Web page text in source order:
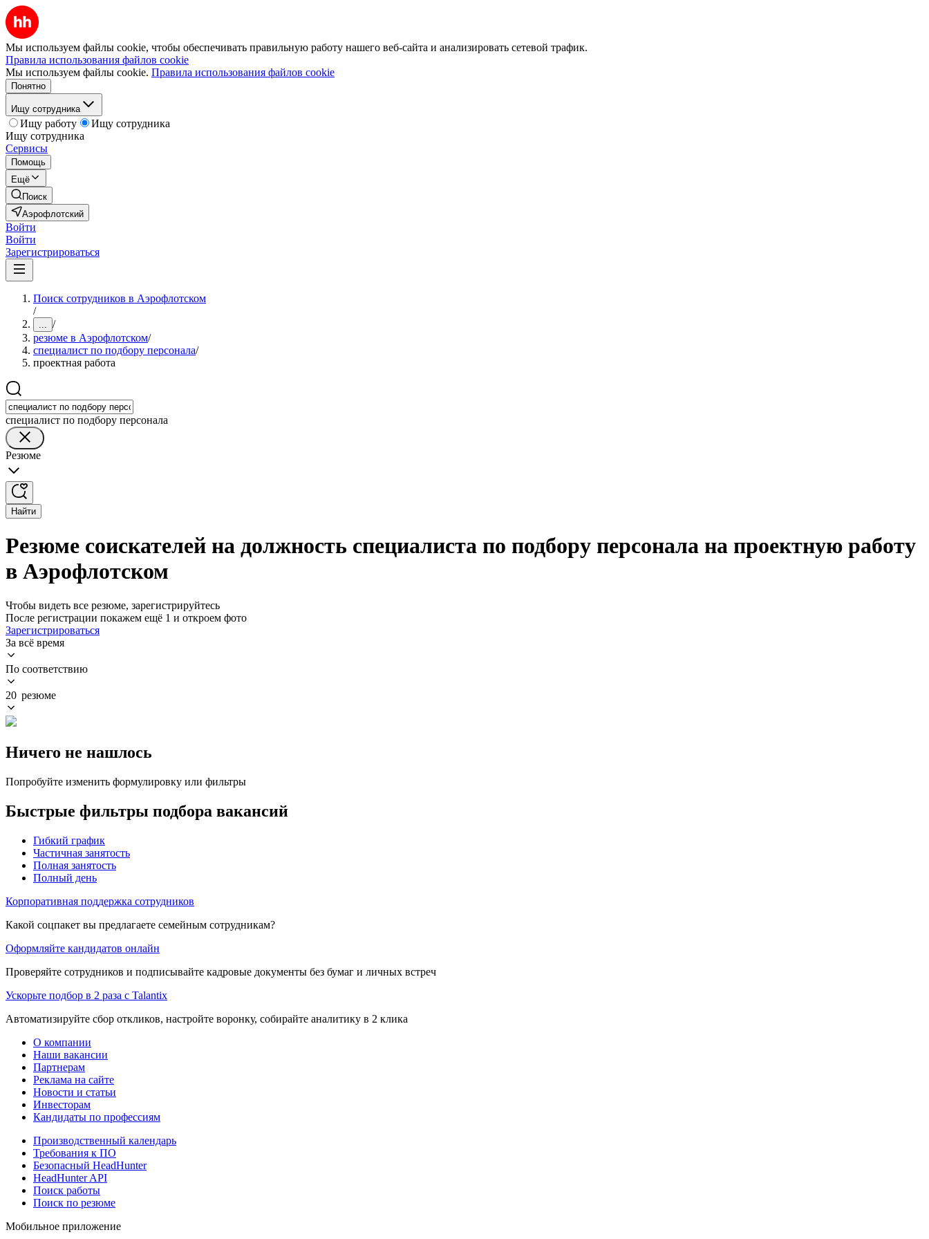
Мы используем файлы cookie, чтобы обеспечивать правильную работу нашего веб-сайта и анализировать сетевой трафик.
Правила использования файлов cookie
Мы используем файлы cookie. Правила использования файлов cookie
Понятно
Ищу сотрудника
Ищу работу
Ищу сотрудника
Ищу сотрудника
Сервисы
Помощь
Ещё
Поиск
Аэрофлотский
Войти
Войти
Зарегистрироваться
Поиск сотрудников в Аэрофлотском
/
... /
резюме в Аэрофлотском/
специалист по подбору персонала/
проектная работа
специалист по подбору персонала
Резюме
Найти
Резюме соискателей на должность специалиста по подбору персонала на проектную работу
в Аэрофлотском
Чтобы видеть все резюме, зарегистрируйтесь
После регистрации покажем ещё 1 и откроем фото
Зарегистрироваться
За всё время
По соответствию
20 резюме
Ничего не нашлось
Попробуйте изменить формулировку или фильтры
Быстрые фильтры подбора вакансий
Гибкий график
Частичная занятость
Полная занятость
Полный день
Корпоративная поддержка сотрудников
Какой соцпакет вы предлагаете семейным сотрудникам?
Оформляйте кандидатов онлайн
Проверяйте сотрудников и подписывайте кадровые документы без бумаг и личных встреч
Ускорьте подбор в 2 раза с Talantix
Автоматизируйте сбор откликов, настройте воронку, собирайте аналитику в 2 клика
О компании
Наши вакансии
Партнерам
Реклама на сайте
Новости и статьи
Инвесторам
Кандидаты по профессиям
Производственный календарь
Требования к ПО
Безопасный HeadHunter
HeadHunter API
Поиск работы
Поиск по резюме
Мобильное приложение